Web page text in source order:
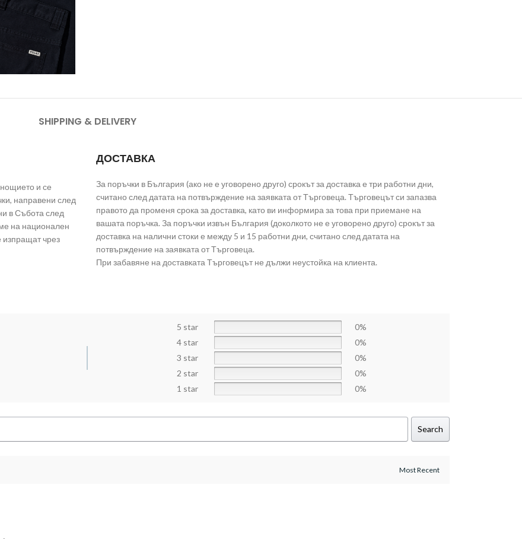
SHIPPING & DELIVERY
и се
направени след
в Събота след
на национален
изпращат чрез
ДОСТАВКА
За поръчки в България (ако не е уговорено друго) срокът за доставка е три работни дни,
считано след датата на потвърждение на заявката от Търговеца. Търговецът си запазва
правото да променя срока за доставка, като ви информира за това при приемане на
вашата поръчка. За поръчки извън България (доколкото не е уговорено друго) срокът за
доставка на налични стоки е между 5 и 15 работни дни, считано след датата на
потвърждение на заявката от Търговеца.
При забавяне на доставката Търговецът не дължи неустойка на клиента.
5 star
0%
4 star
0%
3 star
0%
2 star
0%
1 star
0%
Search